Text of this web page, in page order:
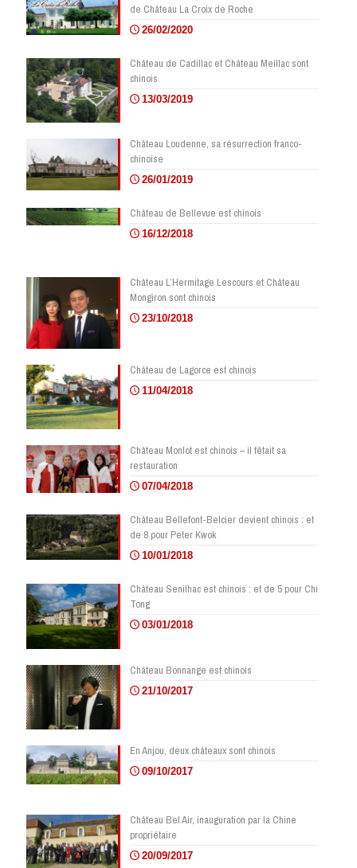
de Château La Croix de Roche
26/02/2020
Château de Cadillac et Château Meillac sont
chinois
13/03/2019
Château Loudenne, sa résurrection franco-
chinoise
26/01/2019
Château de Bellevue est chinois
16/12/2018
Château L’Hermitage Lescours et Château
Mongiron sont chinois
23/10/2018
Château de Lagorce est chinois
11/04/2018
Château Monlot est chinois – il fêtait sa
restauration
07/04/2018
Château Bellefont-Belcier devient chinois : et
de 8 pour Peter Kwok
10/01/2018
Château Senilhac est chinois : et de 5 pour Chi
Tong
03/01/2018
Château Bonnange est chinois
21/10/2017
En Anjou, deux châteaux sont chinois
09/10/2017
Château Bel Air, inauguration par la Chine
propriétaire
20/09/2017